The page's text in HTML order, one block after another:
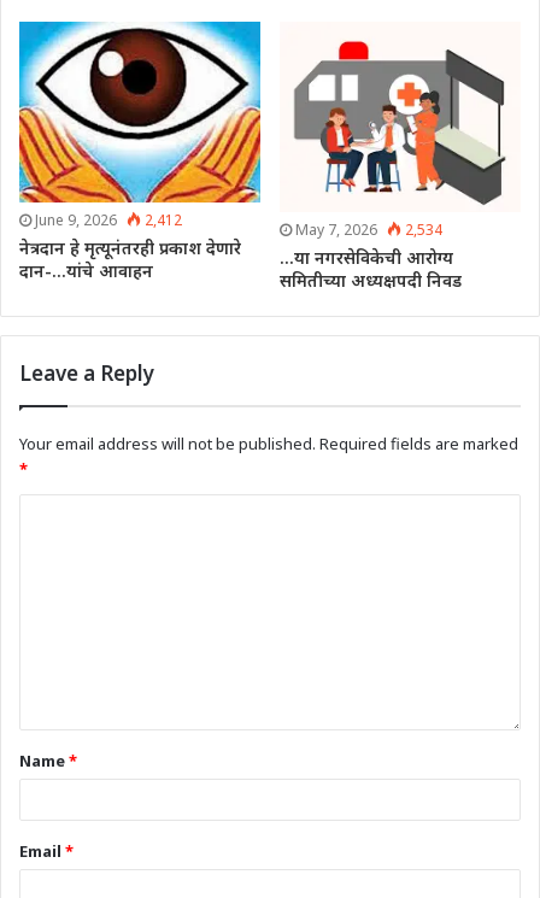
June 9, 2026 2,412
नेत्रदान हे मृत्यूनंतरही प्रकाश देणारे
दान-…यांचे आवाहन
May 7, 2026 2,534
…या नगरसेविकेची आरोग्य
समितीच्या अध्यक्षपदी निवड
Leave a Reply
Your email address will not be published. Required fields are marked
*
Name*
Email *